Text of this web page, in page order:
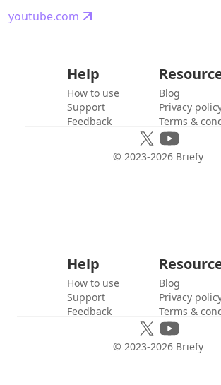
youtube.com
Help
How to use
Support
Feedback
Blog
Privacy
Terms &
© 2023-2026 Briefy
Help
How to use
Support
Feedback
Blog
Privacy
Terms &
© 2023-2026 Briefy